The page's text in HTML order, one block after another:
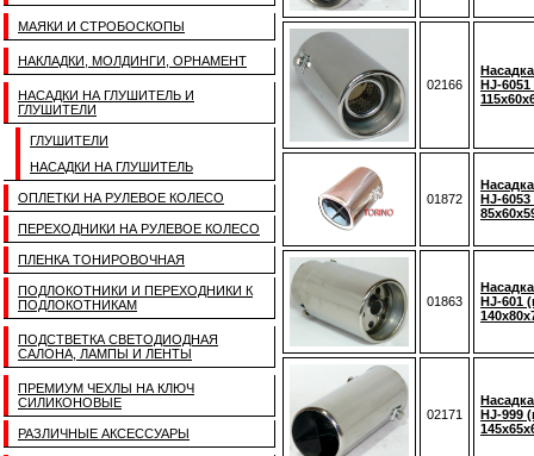
МАЯКИ И СТРОБОСКОПЫ
НАКЛАДКИ, МОЛДИНГИ, ОРНАМЕНТ
НАСАДКИ НА ГЛУШИТЕЛЬ И
ГЛУШИТЕЛИ
ГЛУШИТЕЛИ
НАСАДКИ НА ГЛУШИТЕЛЬ
ОПЛЕТКИ НА РУЛЕВОЕ КОЛЕСО
ПЕРЕХОДНИКИ НА РУЛЕВОЕ КОЛЕСО
ПЛЕНКА ТОНИРОВОЧНАЯ
ПОДЛОКОТНИКИ И ПЕРЕХОДНИКИ К
ПОДЛОКОТНИКАМ
ПОДСТВЕТКА СВЕТОДИОДНАЯ
САЛОНА, ЛАМПЫ И ЛЕНТЫ
ПРЕМИУМ ЧЕХЛЫ НА КЛЮЧ
СИЛИКОНОВЫЕ
РАЗЛИЧНЫЕ АКСЕССУАРЫ
02166
HJ-
01872
HJ-
01863
HJ-601
02171
HJ-999